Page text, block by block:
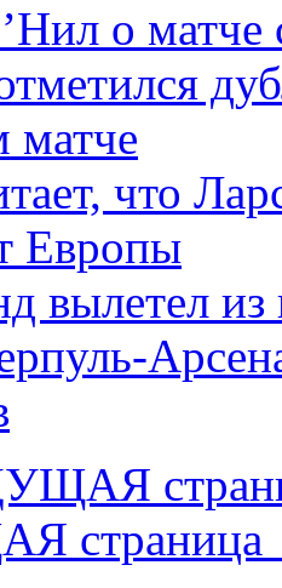
о матче
матче
что
Европы
вылетел